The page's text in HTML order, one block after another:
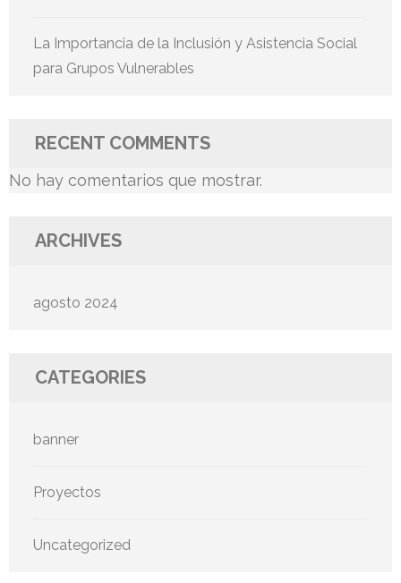
La Importancia de la Inclusión y Asistencia Social
para Grupos Vulnerables
RECENT COMMENTS
No hay comentarios que mostrar.
ARCHIVES
agosto 2024
CATEGORIES
banner
Proyectos
Uncategorized